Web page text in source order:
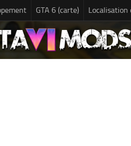
GTA 6 (carte) Localisation